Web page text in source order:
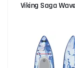
kényelmesen érezd
Fedezd fel a
Viking Saga